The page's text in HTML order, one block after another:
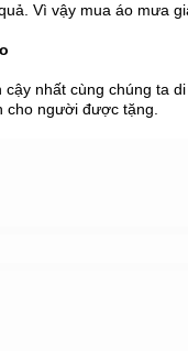
Vì vậy mua áo mưa
nhất cùng chúng ta
cho người được tặng.